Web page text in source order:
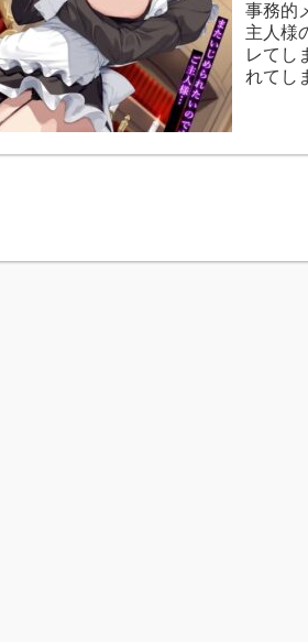
事務的
主人様
レてし
れてし